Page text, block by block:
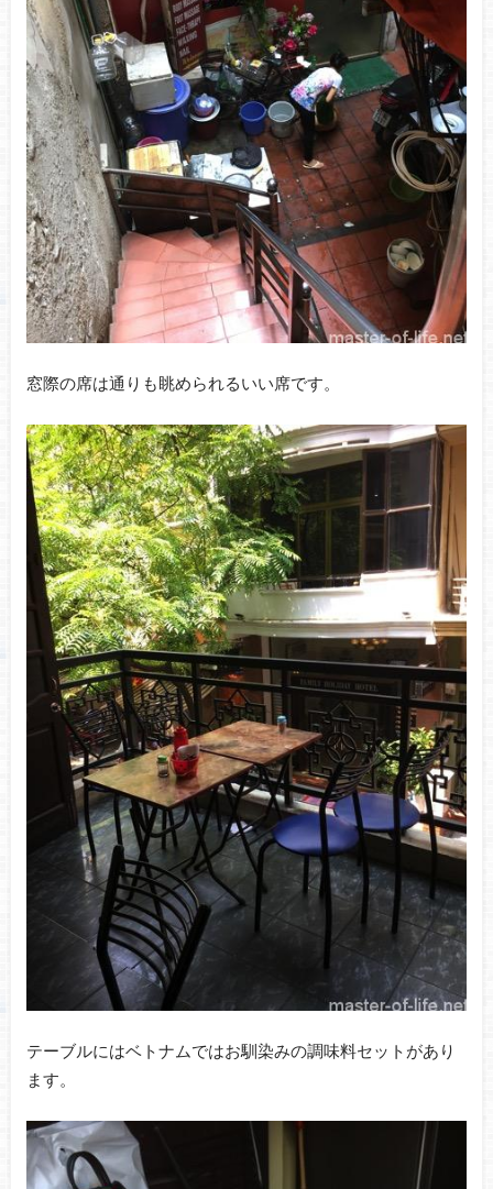
窓際の席は通りも眺められるいい席です。
テーブルにはベトナムではお馴染みの調味料セットがあり
ます。